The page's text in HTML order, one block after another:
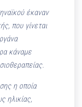
έκαναν
που γίνεται
κάναμε
η οποία
ηλικίας,